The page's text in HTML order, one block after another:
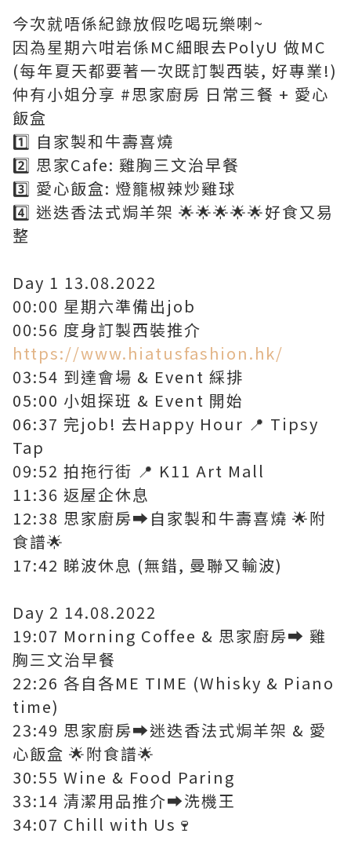
今次就唔係紀錄放假吃喝玩樂喇~
因為星期六咁岩係MC細眼去PolyU 做MC
(每年夏天都要著一次既訂製西裝, 好專業!)
仲有小姐分享 #思家廚房 日常三餐 + 愛心
飯盒
1️⃣ 自家製和牛壽喜燒
2️⃣ 思家Cafe: 雞胸三文治早餐
3️⃣ 愛心飯盒: 燈籠椒辣炒雞球
4️⃣ 迷迭香法式焗羊架 🌟🌟🌟🌟🌟好食又易
整
Day 1 13.08.2022
00:00 星期六準備出job
00:56 度身訂製西裝推介
https://www.hiatusfashion.hk/
03:54 到達會場 & Event 綵排
05:00 小姐探班 & Event 開始
06:37 完job! 去Happy Hour 📍 Tipsy
Tap
09:52 拍拖行街 📍 K11 Art Mall
11:36 返屋企休息
12:38 思家廚房➡️自家製和牛壽喜燒 🌟附
食譜🌟
17:42 睇波休息 (無錯, 曼聯又輸波)
Day 2 14.08.2022
19:07 Morning Coffee & 思家廚房➡️ 雞
胸三文治早餐
22:26 各自各ME TIME (Whisky & Piano
time)
23:49 思家廚房➡️迷迭香法式焗羊架 & 愛
心飯盒 🌟附食譜🌟
30:55 Wine & Food Paring
33:14 清潔用品推介➡️洗機王
34:07 Chill with Us🍷